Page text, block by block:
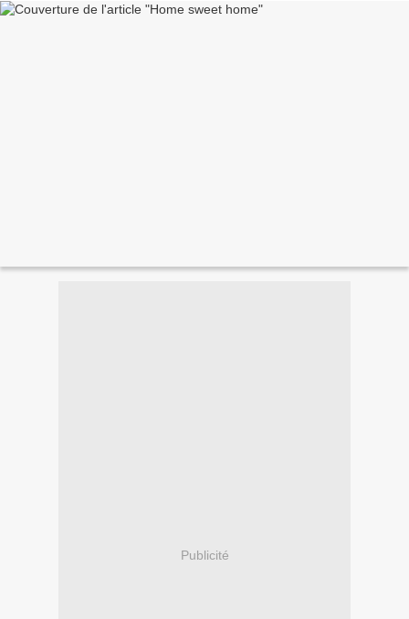
Publicité